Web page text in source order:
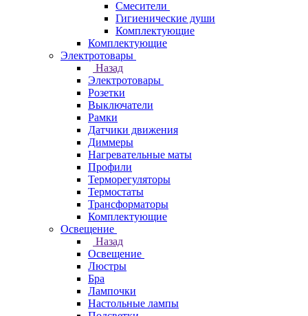
Смесители
Гигиенические души
Комплектующие
Комплектующие
Электротовары
Назад
Электротовары
Розетки
Выключатели
Рамки
Датчики движения
Диммеры
Нагревательные маты
Профили
Терморегуляторы
Термостаты
Трансформаторы
Комплектующие
Освещение
Назад
Освещение
Люстры
Бра
Лампочки
Настольные лампы